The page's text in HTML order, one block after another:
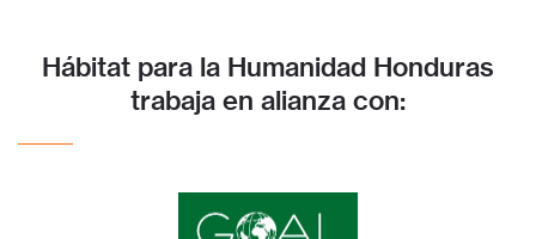
Hábitat para la Humanidad Honduras
trabaja en alianza con: